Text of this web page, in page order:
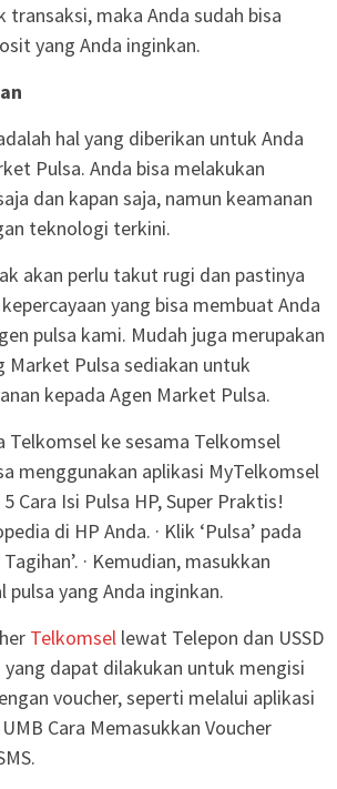
maka Anda sudah bisa
yang Anda inginkan.
hal yang diberikan untuk Anda
Pulsa. Anda bisa melakukan
dan kapan saja, namun keamanan
teknologi terkini.
akan perlu takut rugi dan pastinya
yang bisa membuat Anda
pulsa kami. Mudah juga merupakan
Market Pulsa sediakan untuk
kepada Agen Market Pulsa.
Telkomsel ke sesama Telkomsel
menggunakan aplikasi MyTelkomsel
Cara Isi Pulsa HP, Super Praktis!
di HP Anda. · Klik ‘Pulsa’ pada
· Kemudian, masukkan
pulsa yang Anda inginkan.
Telkomsel lewat Telepon dan USSD
yang dapat dilakukan untuk mengisi
voucher, seperti melalui aplikasi
Cara Memasukkan Voucher